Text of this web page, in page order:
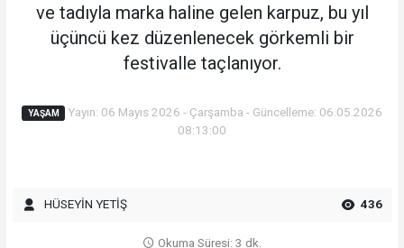
ve tadıyla marka haline gelen karpuz, bu yıl
üçüncü kez düzenlenecek görkemli bir
festivalle taçlanıyor.
YAŞAM
Yayın: 06 Mayıs 2026 - Çarşamba - Güncelleme: 06.05.2026
08:13:00
HÜSEYİN YETİŞ 436
Okuma Süresi: 3 dk.